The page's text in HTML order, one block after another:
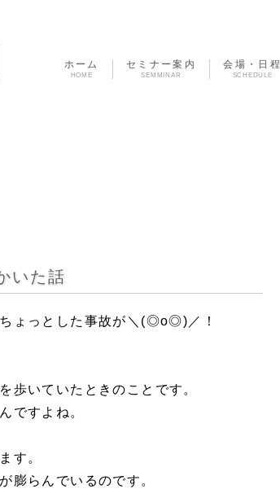
ホーム
HOME
セミナー案内
SEMMINAR
会場・日程
SCHEDULE
いた話
ょっとした事故が＼(◎o◎)／！
歩いていたときのことです。
ですよね。
す。
膨らんでいるのです。